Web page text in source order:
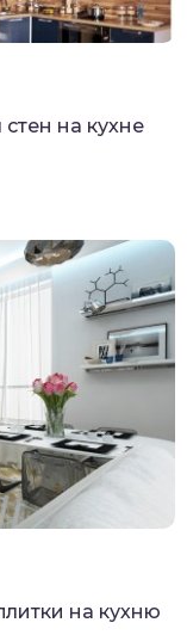
на кухне
на кухню